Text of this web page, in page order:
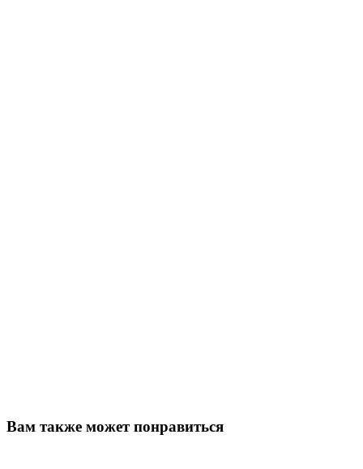
Вам также может понравиться